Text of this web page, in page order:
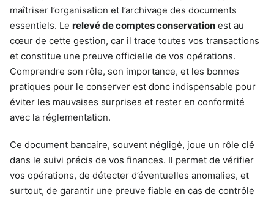
maîtriser l’organisation et l’archivage des documents
essentiels. Le relevé de comptes conservation est au
cœur de cette gestion, car il trace toutes vos transactions
et constitue une preuve officielle de vos opérations.
Comprendre son rôle, son importance, et les bonnes
pratiques pour le conserver est donc indispensable pour
éviter les mauvaises surprises et rester en conformité
avec la réglementation.
Ce document bancaire, souvent négligé, joue un rôle clé
dans le suivi précis de vos finances. Il permet de vérifier
vos opérations, de détecter d’éventuelles anomalies, et
surtout, de garantir une preuve fiable en cas de contrôle